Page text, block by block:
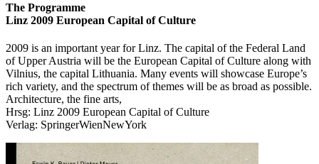
The Programme
Linz 2009 European Capital of Culture
2009 is an important year for Linz. The capital of the Federal Land
of Upper Austria will be the European Capital of Culture along with
Vilnius, the capital Lithuania. Many events will showcase Europe’s
rich variety, and the spectrum of themes will be as broad as possible.
Architecture, the fine arts,
Hrsg: Linz 2009 European Capital of Culture
Verlag: SpringerWienNewYork